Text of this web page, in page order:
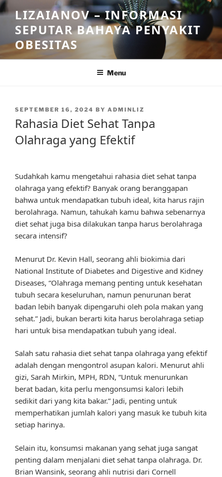
Skip
to
content
LIZAIANOV – INFORMASI
SEPUTAR BAHAYA PENYAKIT
OBESITAS
Menu
POSTED
SEPTEMBER 16, 2024 BY ADMINLIZ
Rahasia Diet Sehat Tanpa
Olahraga yang Efektif
Sudahkah kamu mengetahui rahasia diet sehat tanpa
olahraga yang efektif? Banyak orang beranggapan
bahwa untuk mendapatkan tubuh ideal, kita harus rajin
berolahraga. Namun, tahukah kamu bahwa sebenarnya
diet sehat juga bisa dilakukan tanpa harus berolahraga
secara intensif?
Menurut Dr. Kevin Hall, seorang ahli biokimia dari
National Institute of Diabetes and Digestive and Kidney
Diseases, “Olahraga memang penting untuk kesehatan
tubuh secara keseluruhan, namun penurunan berat
badan lebih banyak dipengaruhi oleh pola makan yang
sehat.” Jadi, bukan berarti kita harus berolahraga setiap
hari untuk bisa mendapatkan tubuh yang ideal.
Salah satu rahasia diet sehat tanpa olahraga yang efektif
adalah dengan mengontrol asupan kalori. Menurut ahli
gizi, Sarah Mirkin, MPH, RDN, “Untuk menurunkan
berat badan, kita perlu mengonsumsi kalori lebih
sedikit dari yang kita bakar.” Jadi, penting untuk
memperhatikan jumlah kalori yang masuk ke tubuh kita
setiap harinya.
Selain itu, konsumsi makanan yang sehat juga sangat
penting dalam menjalani diet sehat tanpa olahraga. Dr.
Brian Wansink, seorang ahli nutrisi dari Cornell